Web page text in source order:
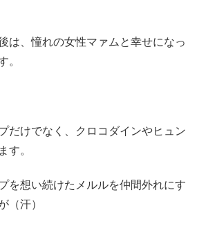
は、憧れの女性マァムと幸せになっ
。
だけでなく、クロコダインやヒュン
す。
を想い続けたメルルを仲間外れにす
（汗）